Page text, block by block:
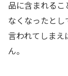
品に含まれる
なくなったと
言われてしま
ん。